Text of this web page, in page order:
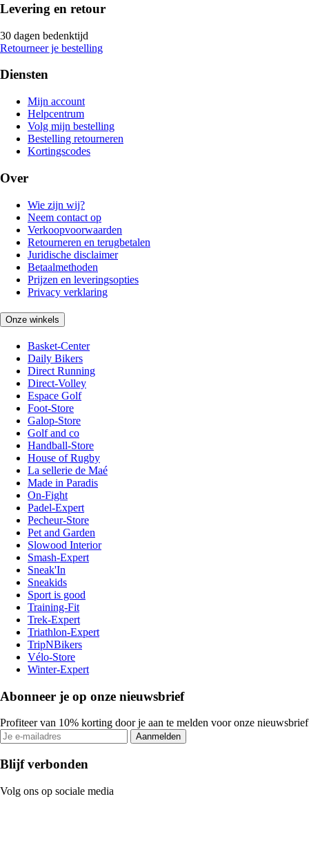
Levering en retour
30 dagen bedenktijd
Retourneer je bestelling
Diensten
Mijn account
Helpcentrum
Volg mijn bestelling
Bestelling retourneren
Kortingscodes
Over
Wie zijn wij?
Neem contact op
Verkoopvoorwaarden
Retourneren en terugbetalen
Juridische disclaimer
Betaalmethoden
Prijzen en leveringsopties
Privacy verklaring
Onze winkels
Basket-Center
Daily Bikers
Direct Running
Direct-Volley
Espace Golf
Foot-Store
Galop-Store
Golf and co
Handball-Store
House of Rugby
La sellerie de Maé
Made in Paradis
On-Fight
Padel-Expert
Pecheur-Store
Pet and Garden
Slowood Interior
Smash-Expert
Sneak'In
Sneakids
Sport is good
Training-Fit
Trek-Expert
Triathlon-Expert
TripNBikers
Vélo-Store
Winter-Expert
Abonneer je op onze nieuwsbrief
Profiteer van 10% korting door je aan te melden voor onze nieuwsbrief
Aanmelden
Blijf verbonden
Volg ons op sociale media